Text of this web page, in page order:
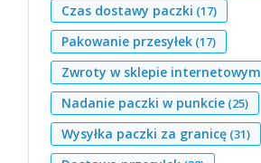
Czas dostawy paczki (17)
Pakowanie przesyłek (17)
Zwroty w sklepie internetowym
Nadanie paczki w punkcie (25)
Wysyłka paczki za granicę (31)